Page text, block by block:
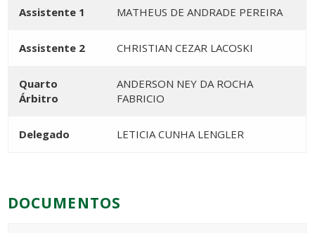
Assistente 1 MATHEUS DE ANDRADE PEREIRA
Assistente 2 CHRISTIAN CEZAR LACOSKI
Quarto
Árbitro
ANDERSON NEY DA ROCHA
FABRICIO
Delegado LETICIA CUNHA LENGLER
DOCUMENTOS